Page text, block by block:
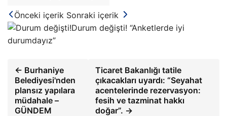
Önceki içerik Sonraki içerik
Durum değişti! “Anketlerde iyi
durumdayız”
← Burhaniye
Belediyesi'nden
plansız yapılara
müdahale –
GÜNDEM
Ticaret Bakanlığı tatile
çıkacakları uyardı: “Seyahat
acentelerinde rezervasyon:
fesih ve tazminat hakkı
doğar”. →